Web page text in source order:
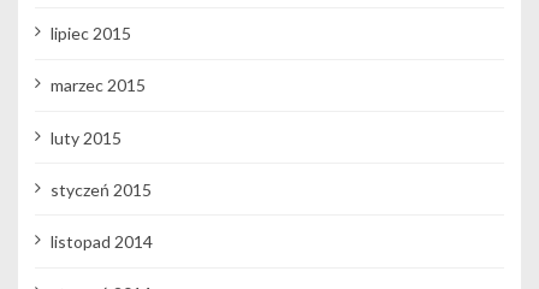
lipiec 2015
marzec 2015
luty 2015
styczeń 2015
listopad 2014